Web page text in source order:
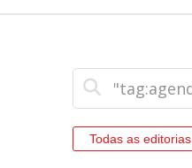
Todas as editorias